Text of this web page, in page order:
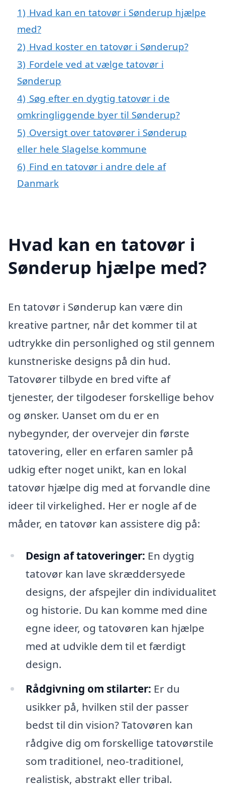
1) Hvad kan en tatovør i Sønderup hjælpe
med?
2) Hvad koster en tatovør i Sønderup?
3) Fordele ved at vælge tatovør i
Sønderup
4) Søg efter en dygtig tatovør i de
omkringliggende byer til Sønderup?
5) Oversigt over tatovører i Sønderup
eller hele Slagelse kommune
6) Find en tatovør i andre dele af
Danmark
Hvad kan en tatovør i
Sønderup hjælpe med?
En tatovør i Sønderup kan være din
kreative partner, når det kommer til at
udtrykke din personlighed og stil gennem
kunstneriske designs på din hud.
Tatovører tilbyde en bred vifte af
tjenester, der tilgodeser forskellige behov
og ønsker. Uanset om du er en
nybegynder, der overvejer din første
tatovering, eller en erfaren samler på
udkig efter noget unikt, kan en lokal
tatovør hjælpe dig med at forvandle dine
ideer til virkelighed. Her er nogle af de
måder, en tatovør kan assistere dig på:
Design af tatoveringer: En dygtig
tatovør kan lave skræddersyede
designs, der afspejler din individualitet
og historie. Du kan komme med dine
egne ideer, og tatovøren kan hjælpe
med at udvikle dem til et færdigt
design.
Rådgivning om stilarter: Er du
usikker på, hvilken stil der passer
bedst til din vision? Tatovøren kan
rådgive dig om forskellige tatovørstile
som traditionel, neo-traditionel,
realistisk, abstrakt eller tribal.